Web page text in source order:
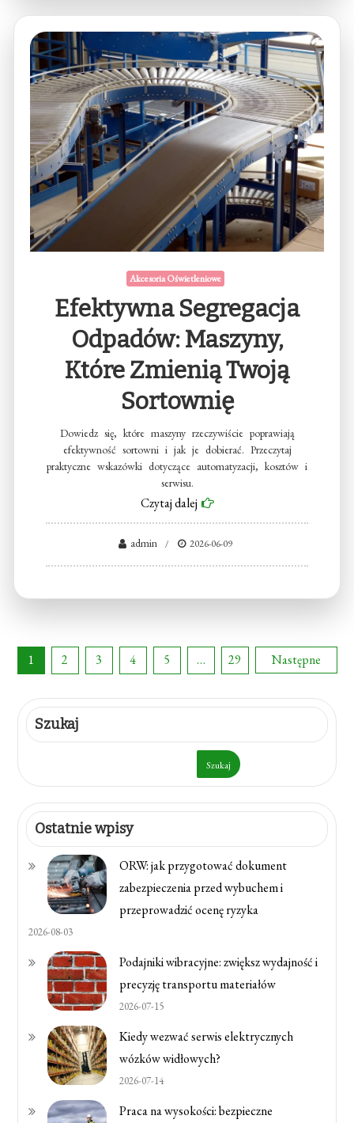
Akcesoria Oświetleniowe
Efektywna Segregacja
Odpadów: Maszyny,
Które Zmienią Twoją
Sortownię
Dowiedz się, które maszyny rzeczywiście poprawiają
efektywność sortowni i jak je dobierać. Przeczytaj
praktyczne wskazówki dotyczące automatyzacji, kosztów i
serwisu.
Czytaj dalej
admin 2026-06-09
Stronicowanie
wpisów
1 2 3 4 5 … 29 Następne
Szukaj
Szukaj
Ostatnie wpisy
ORW: jak przygotować dokument
zabezpieczenia przed wybuchem i
przeprowadzić ocenę ryzyka
2026-08-03
Podajniki wibracyjne: zwiększ wydajność i
precyzję transportu materiałów
2026-07-15
Kiedy wezwać serwis elektrycznych
wózków widłowych?
2026-07-14
Praca na wysokości: bezpieczne